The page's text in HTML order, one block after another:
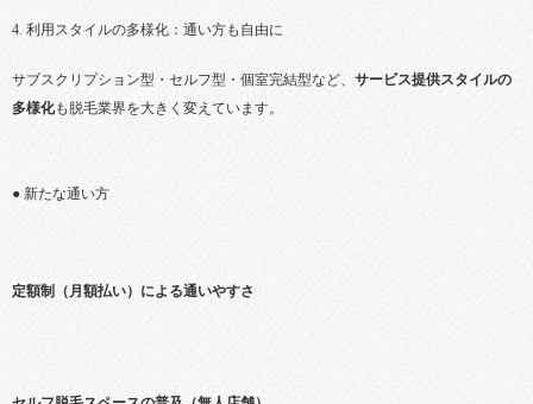
4. 利用スタイルの多様化：通い方も自由に
サブスクリプション型・セルフ型・個室完結型など、 サービス提供スタイルの
多様化も脱毛業界を大きく変えています。
● 新たな通い方
定額制（月額払い）による通いやすさ